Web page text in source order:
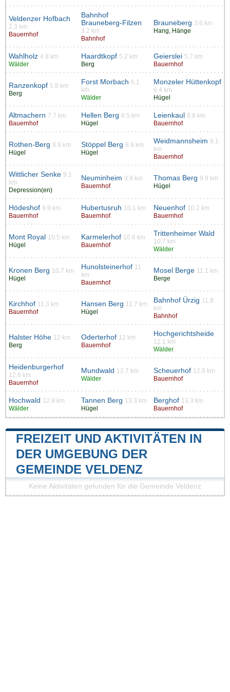
Veldenzer Hofbach
2.3 km
Bauernhof
Bahnhof
Brauneberg-Filzen
3.2 km
Bahnhof
Brauneberg 3.6 km
Hang, Hänge
Wahlholz 4.8 km
Wälder
Haardtkopf 5.2 km
Berg
Geierslei 5.7 km
Bauernhof
Ranzenkopf 5.8 km
Berg
Forst Morbach 6.1
km
Wälder
Monzeler Hüttenkopf
6.4 km
Hügel
Altmachern 7.7 km
Bauernhof
Hellen Berg 8.5 km
Hügel
Leienkaul 8.8 km
Bauernhof
Rothen-Berg 8.8 km
Hügel
Stöppel Berg 8.9 km
Hügel
Weidmannsheim 9.1
km
Bauernhof
Wittlicher Senke 9.1
km
Depression(en)
Neuminheim 9.8 km
Bauernhof
Thomas Berg 9.9 km
Hügel
Hödeshof 9.9 km
Bauernhof
Hubertusruh 10.1 km
Bauernhof
Neuenhof 10.2 km
Bauernhof
Mont Royal 10.5 km
Hügel
Karmelerhof 10.6 km
Bauernhof
Trittenheimer Wald
10.7 km
Wälder
Kronen Berg 10.7 km
Hügel
Hunolsteinerhof 11
km
Bauernhof
Mosel Berge 11.1 km
Berge
Kirchhof 11.3 km
Bauernhof
Hansen Berg 11.7 km
Hügel
Bahnhof Ürzig 11.8
km
Bahnhof
Halster Höhe 12 km
Berg
Oderterhof 12 km
Bauernhof
Hochgerichtsheide
12.1 km
Wälder
Heidenburgerhof
12.6 km
Bauernhof
Mundwald 12.7 km
Wälder
Scheuerhof 12.9 km
Bauernhof
Hochwald 12.9 km
Wälder
Tannen Berg 13.3 km
Hügel
Berghof 13.3 km
Bauernhof
FREIZEIT UND AKTIVITÄTEN IN
DER UMGEBUNG DER
GEMEINDE VELDENZ
Keine Aktivitäten gefunden für die Gemeinde Veldenz